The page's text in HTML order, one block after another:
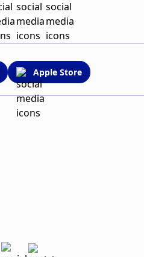
Apple Store